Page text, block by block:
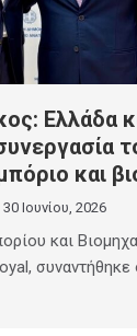
Ελλάδα
και
30 Ιουνίου, 2026
και